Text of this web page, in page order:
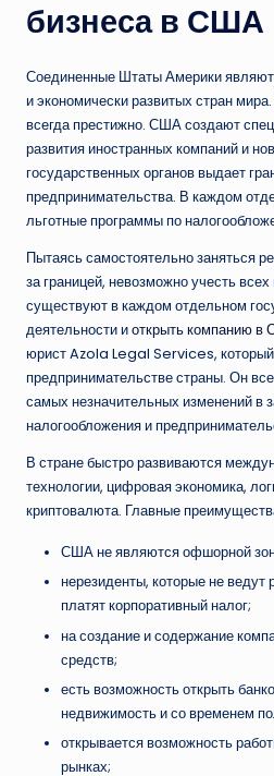
бизнеса в США
Соединенные Штаты Америки
и экономически развитых стран
всегда престижно. США создают
развития иностранных компаний и
государственных органов выдает
предпринимательства. В каждом
льготные программы по
Пытаясь самостоятельно заняться
за границей, невозможно учесть
существуют в каждом отдельном
деятельности иоткрыть компанию в
юрист Azola Legal Services, который
предпринимательстве страны. Он
самых незначительных изменений в
налогообложения и
В стране быстро развиваются
технологии, цифровая экономика,
криптовалюта. Главные
США не являются офшорной
нерезиденты, которые не ведут
платят корпоративный налог;
на создание и содержание
средств;
есть возможность открыть
недвижимость и со временем
открывается возможность
рынках;